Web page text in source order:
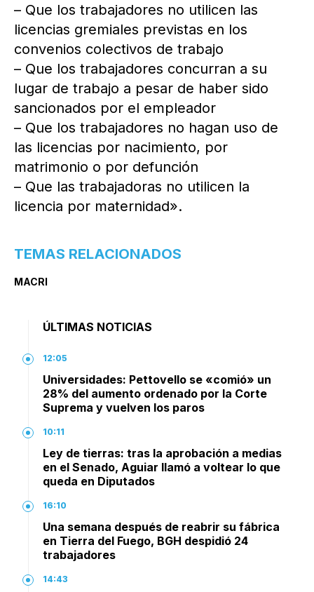
– Que los trabajadores no utilicen las
licencias gremiales previstas en los
convenios colectivos de trabajo
– Que los trabajadores concurran a su
lugar de trabajo a pesar de haber sido
sancionados por el empleador
– Que los trabajadores no hagan uso de
las licencias por nacimiento, por
matrimonio o por defunción
– Que las trabajadoras no utilicen la
licencia por maternidad».
TEMAS RELACIONADOS
MACRI
ÚLTIMAS NOTICIAS
12:05
Universidades: Pettovello se «comió» un
28% del aumento ordenado por la Corte
Suprema y vuelven los paros
10:11
Ley de tierras: tras la aprobación a medias
en el Senado, Aguiar llamó a voltear lo que
queda en Diputados
16:10
Una semana después de reabrir su fábrica
en Tierra del Fuego, BGH despidió 24
trabajadores
14:43